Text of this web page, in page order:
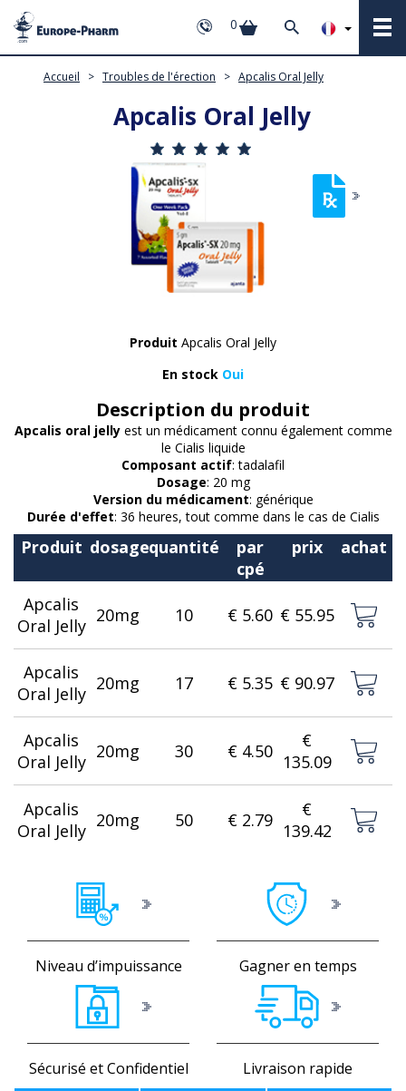
0
Accueil > Troubles de l'érection > Apcalis Oral Jelly
Apcalis Oral Jelly
Produit Apcalis Oral Jelly
En stock Oui
Description du produit
Apcalis oral jellyest un médicament connu également comme
le Cialis liquide
Composant actif: tadalafil
Dosage: 20 mg
Version du médicament: générique
Durée d'effet: 36 heures, tout comme dans le cas de Cialis
Produit dosagequantité
par
cpé
prix achat
Apcalis
Oral Jelly 20mg 10 € 5.60 € 55.95
Apcalis
Oral Jelly 20mg 17 € 5.35 € 90.97
Apcalis
Oral Jelly 20mg 30 € 4.50
€
135.09
Apcalis
Oral Jelly 20mg 50 € 2.79
€
139.42
Niveau d’impuissance Gagner en temps
Sécurisé et Confidentiel Livraison rapide